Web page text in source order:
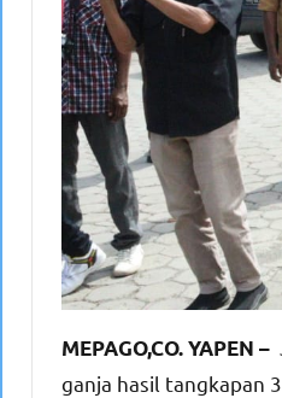
MEPAGO,CO. YAPEN –
ganja hasil tangkapan